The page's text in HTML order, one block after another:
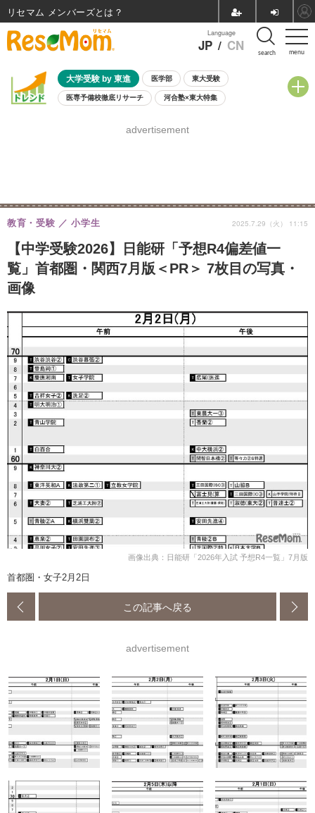
menu
Language
JP / CN search
大学受験 by 東進 医学部 東大受験
医専予備校徹底リサーチ 河合塾×東大特集
8月開催学校説明会・相談会
advertisement
【中学受験2026】日能研「予想R4偏差値一
覧」首都圏・関西7月版＜PR＞ 7枚目の写真・
画像
教育・受験 小学生 2025.7.29（火） 11:15
画像出典：日能研「2026年入試 予想R4一覧」7月版
首都圏・女子2月2日
この記事へ戻る
advertisement
リセマム メンバーズ